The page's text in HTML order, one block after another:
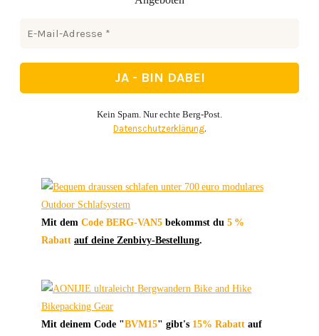
Kein Spam. Nur echte Berg-Post.
Datenschutzerklärung.
Mit dem Code BERG-VAN5 bekommst du 5 %
Rabatt auf deine Zenbivy-Bestellung.
Mit deinem Code "BVM15" gibt's 15% Rabatt auf